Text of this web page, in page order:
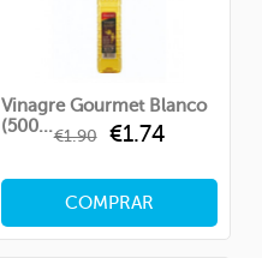
Vinagre Gourmet Blanco
(500...Regular
€1.90 Price
€1.74
COMPRAR